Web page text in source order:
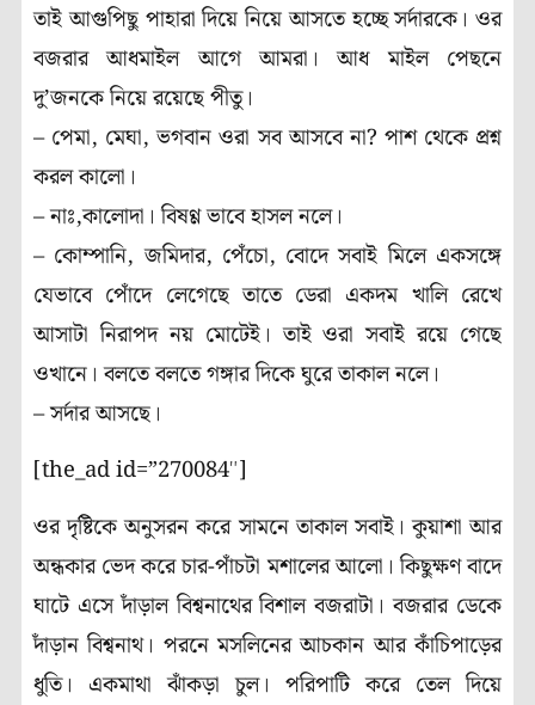
তাই আগুপিছু পাহারা দিয়ে নিয়ে আসতে হচ্ছে সর্দারকে। ওর
বজরার আধমাইল আগে আমরা। আধ মাইল পেছনে
দু’জনকে নিয়ে রয়েছে পীতু।
– পেমা, মেঘা, ভগবান ওরা সব আসবে না? পাশ থেকে প্রশ্ন
করল কালো।
– নাঃ,কালোদা। বিষণ্ণ ভাবে হাসল নলে।
– কোম্পানি, জমিদার, পেঁচো, বোদে সবাই মিলে একসঙ্গে
যেভাবে পোঁদে লেগেছে তাতে ডেরা একদম খালি রেখে
আসাটা নিরাপদ নয় মোটেই। তাই ওরা সবাই রয়ে গেছে
ওখানে। বলতে বলতে গঙ্গার দিকে ঘুরে তাকাল নলে।
– সর্দার আসছে।
[the_ad id=”270084″]
ওর দৃষ্টিকে অনুসরন করে সামনে তাকাল সবাই। কুয়াশা আর
অন্ধকার ভেদ করে চার-পাঁচটা মশালের আলো। কিছুক্ষণ বাদে
ঘাটে এসে দাঁড়াল বিশ্বনাথের বিশাল বজরাটা। বজরার ডেকে
দাঁড়ান বিশ্বনাথ। পরনে মসলিনের আচকান আর কাঁচিপাড়ের
ধুতি। একমাথা ঝাঁকড়া চুল। পরিপাটি করে তেল দিয়ে